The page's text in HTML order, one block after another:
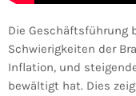
Die Geschäftsführung
Schwierigkeiten der
Inflation, und
bewältigt hat. Dies